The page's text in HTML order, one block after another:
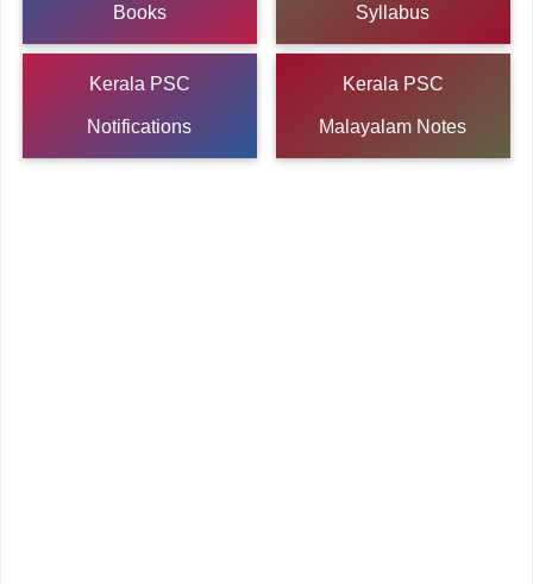
Books Syllabus
Kerala PSC
Notifications
Kerala PSC
Malayalam Notes